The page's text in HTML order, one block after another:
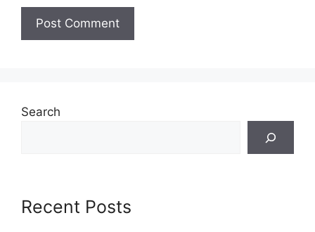
Search
Recent Posts